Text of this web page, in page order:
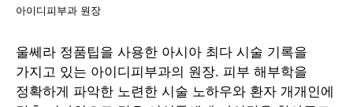
아이디피부과 원장
울쎄라 정품팁을 사용한 아시아 최다 시술 기록을
가지고 있는 아이디피부과의 원장. 피부 해부학을
정확하게 파악한 노련한 시술 노하우와 환자 개개인에